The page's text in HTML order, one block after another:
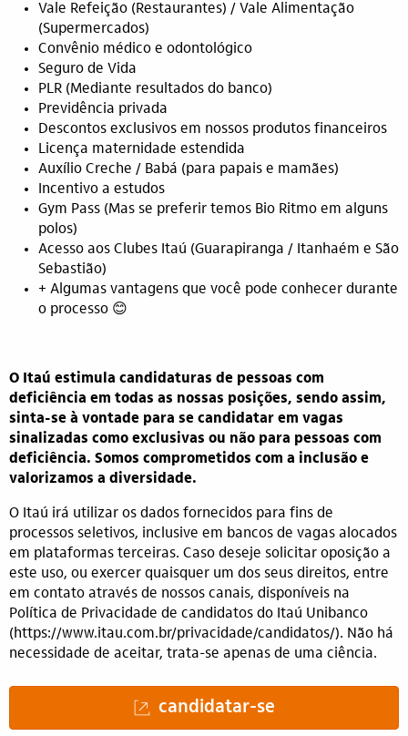
Vale Refeição (Restaurantes) / Vale Alimentação
(Supermercados)
Convênio médico e odontológico
Seguro de Vida
PLR (Mediante resultados do banco)
Previdência privada
Descontos exclusivos em nossos produtos financeiros
Licença maternidade estendida
Auxílio Creche / Babá (para papais e mamães)
Incentivo a estudos
Gym Pass (Mas se preferir temos Bio Ritmo em alguns
polos)
Acesso aos Clubes Itaú (Guarapiranga / Itanhaém e São
Sebastião)
+ Algumas vantagens que você pode conhecer durante
o processo 😊
O Itaú estimula candidaturas de pessoas com
deficiência em todas as nossas posições, sendo assim,
sinta-se à vontade para se candidatar em vagas
sinalizadas como exclusivas ou não para pessoas com
deficiência. Somos comprometidos com a inclusão e
valorizamos a diversidade.
O Itaú irá utilizar os dados fornecidos para fins de
processos seletivos, inclusive em bancos de vagas alocados
em plataformas terceiras. Caso deseje solicitar oposição a
este uso, ou exercer quaisquer um dos seus direitos, entre
em contato através de nossos canais, disponíveis na
Política de Privacidade de candidatos do Itaú Unibanco
(https://www.itau.com.br/privacidade/candidatos/(opens in
). Não há
necessidade de aceitar, trata-se apenas de uma ciência.
candidatar-se